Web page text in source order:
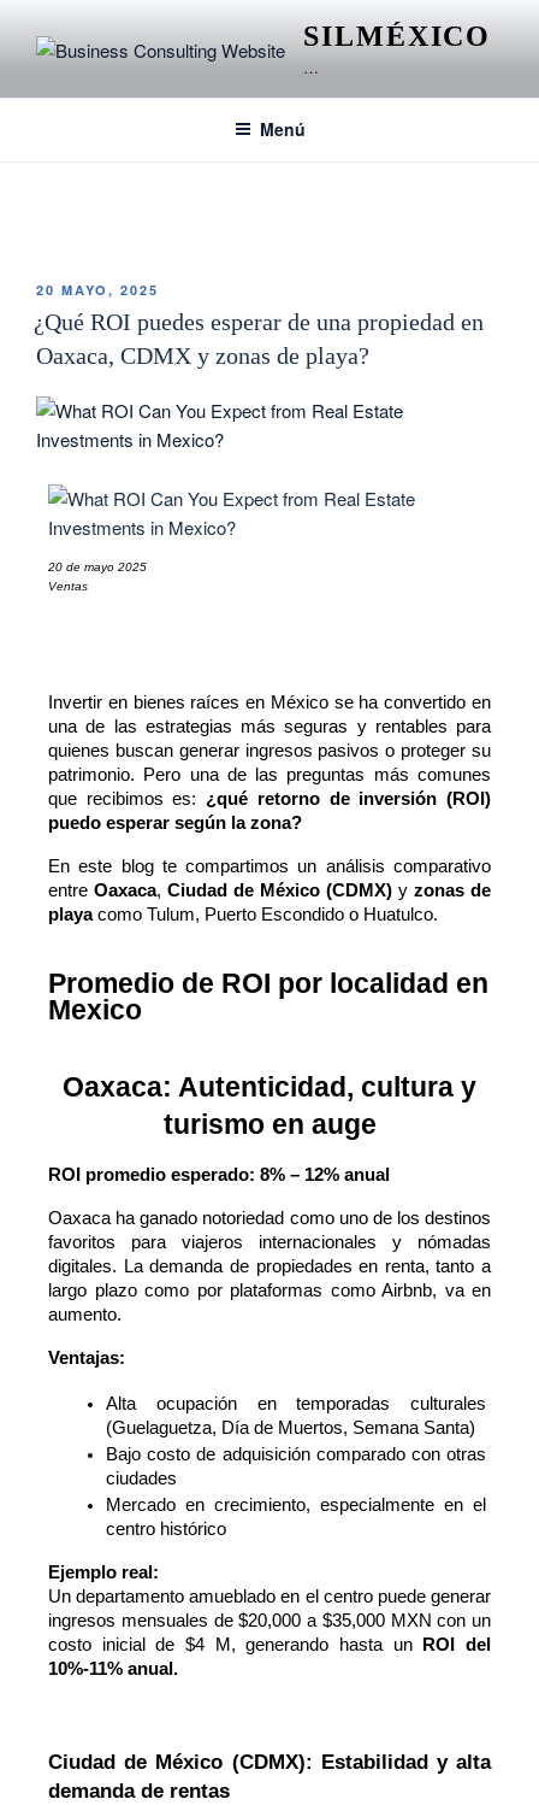
SILMÉXICO
…
Menú
20 MAYO, 2025
¿Qué ROI puedes esperar de una propiedad en
Oaxaca, CDMX y zonas de playa?
20 de mayo 2025
Ventas
Invertir en bienes raíces en México se ha convertido en
una de las estrategias más seguras y rentables para
quienes buscan generar ingresos pasivos o proteger su
patrimonio. Pero una de las preguntas más comunes
que recibimos es: ¿qué retorno de inversión (ROI)
puedo esperar según la zona?
En este blog te compartimos un análisis comparativo
entre Oaxaca, Ciudad de México (CDMX) y zonas de
playa como Tulum, Puerto Escondido o Huatulco.
Promedio de ROI por localidad en
Mexico
Oaxaca: Autenticidad, cultura y
turismo en auge
ROI promedio esperado: 8% – 12% anual
Oaxaca ha ganado notoriedad como uno de los destinos
favoritos para viajeros internacionales y nómadas
digitales. La demanda de propiedades en renta, tanto a
largo plazo como por plataformas como Airbnb, va en
aumento.
Ventajas:
Alta ocupación en temporadas culturales
(Guelaguetza, Día de Muertos, Semana Santa)
Bajo costo de adquisición comparado con otras
ciudades
Mercado en crecimiento, especialmente en el
centro histórico
Ejemplo real:
Un departamento amueblado en el centro puede generar
ingresos mensuales de $20,000 a $35,000 MXN con un
costo inicial de $4 M, generando hasta un
ROI del
10%-11% anual.
Ciudad de México (CDMX): Estabilidad y alta
demanda de rentas